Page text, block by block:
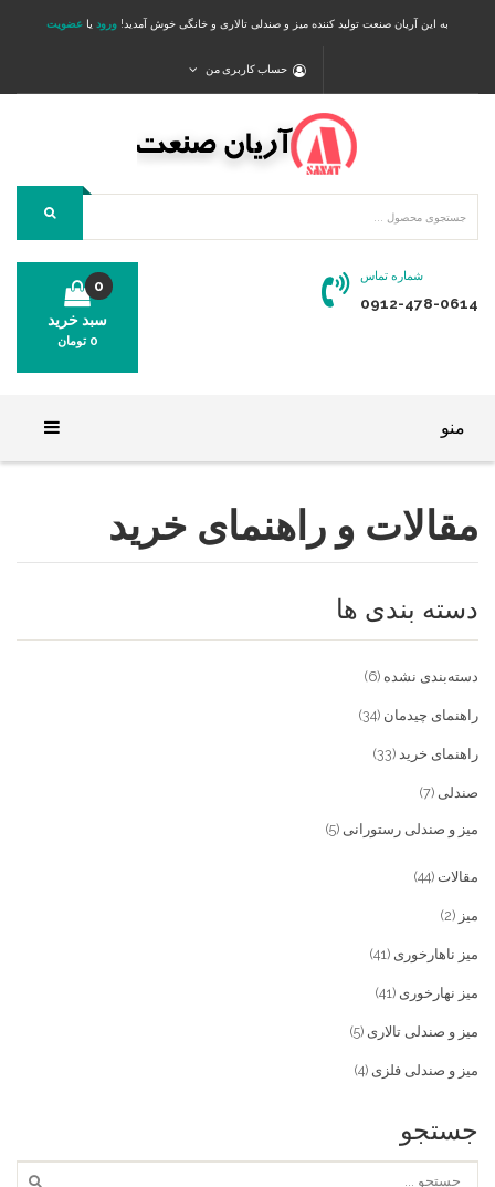
به این آریان صنعت تولید کننده میز و صندلی تالاری و خانگی خوش آمدید! ورود یا عضویت
حساب کاربری من
شماره تماس
0912-478-0614
سبد خرید
0
0 تومان
منو
فروشگاه
میز و صندلی خانگی
تماس با ما
خدمات
تماس با ما
سوالات متداول
پیش پرداخت
مقالات و راهنمای خرید
دسته بندی ها
دسته‌بندی نشده (6)
راهنمای چیدمان (34)
راهنمای خرید (33)
صندلی (7)
میز و صندلی رستورانی (5)
مقالات (44)
میز (2)
میز ناهارخوری (41)
میز نهارخوری (41)
میز و صندلی تالاری (5)
میز و صندلی فلزی (4)
جستجو